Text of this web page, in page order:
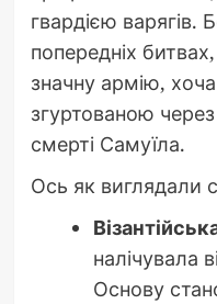
гвардією варягів.
попередніх
значну армію,
згуртованою
смерті Самуїла.
Ось як виглядали
налічувала
Основу